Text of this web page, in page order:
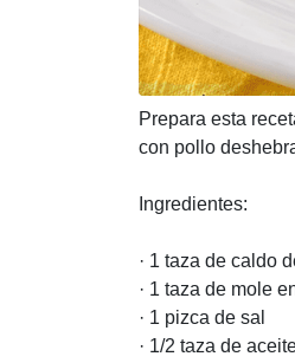
Prepara esta
con pollo
Ingredientes:
· 1 taza de caldo
· 1 taza de mole
· 1 pizca de sal
· 1/2 taza de